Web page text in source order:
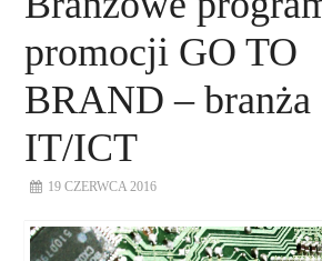
promocji GO TO
BRAND – branża
IT/ICT
19 CZERWCA 2016